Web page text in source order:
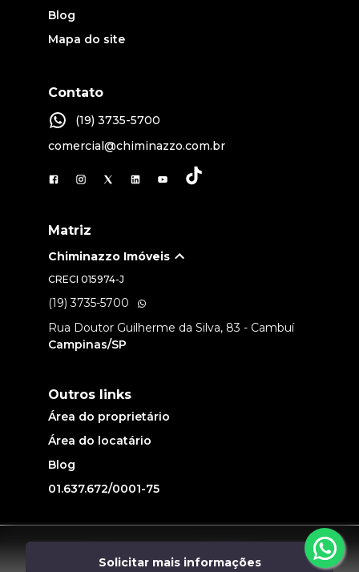
Solicitar mais informações
Blog
Mapa do site
Contato
(19) 3735-5700
comercial@chiminazzo.com.br
Matriz
Chiminazzo Imóveis
CRECI 015974-J
(19) 3735-5700
Rua Doutor Guilherme da Silva, 83 - Cambuí
Campinas/SP
Outros links
Área do proprietário
Área do locatário
Blog
01.637.672/0001-75
Desenvolvido por